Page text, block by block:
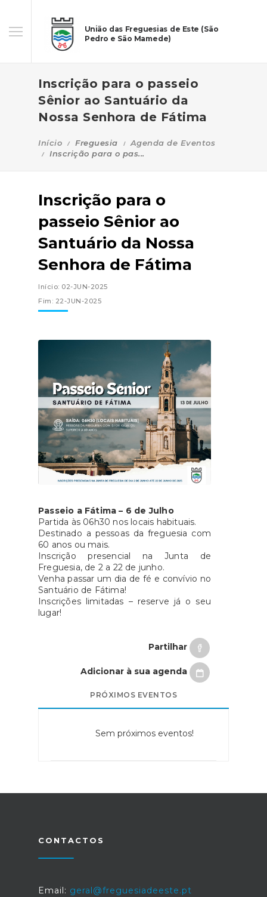
União das Freguesias de Este (São
Pedro e São Mamede)
Inscrição para o passeio
Sênior ao Santuário da
Nossa Senhora de Fátima
Início Freguesia
Agenda de Eventos
Inscrição para o pas...
Inscrição para o
passeio Sênior ao
Santuário da Nossa
Senhora de Fátima
Início: 02-JUN-2025
Fim: 22-JUN-2025
Passeio a Fátima – 6 de Julho
Partida às 06h30 nos locais habituais.
Destinado a pessoas da freguesia com
60 anos ou mais.
Inscrição presencial na Junta de
Freguesia, de 2 a 22 de junho.
Venha passar um dia de fé e convívio no
Santuário de Fátima!
Inscrições limitadas – reserve já o seu
lugar!
Partilhar
Adicionar à sua agenda
PRÓXIMOS EVENTOS
Sem próximos eventos!
CONTACTOS
Email: geral@freguesiadeeste.pt